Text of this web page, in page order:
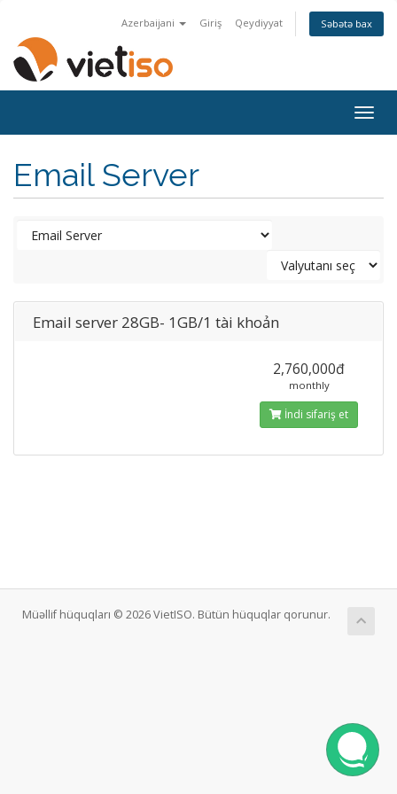
Azerbaijani Giriş Qeydiyyat Səbətə bax
Email Server
Email server 28GB- 1GB/1 tài khoản
2,760,000đ
monthly
İndi sifariş et
Müəllif hüquqları © 2026 VietISO. Bütün hüquqlar qorunur.